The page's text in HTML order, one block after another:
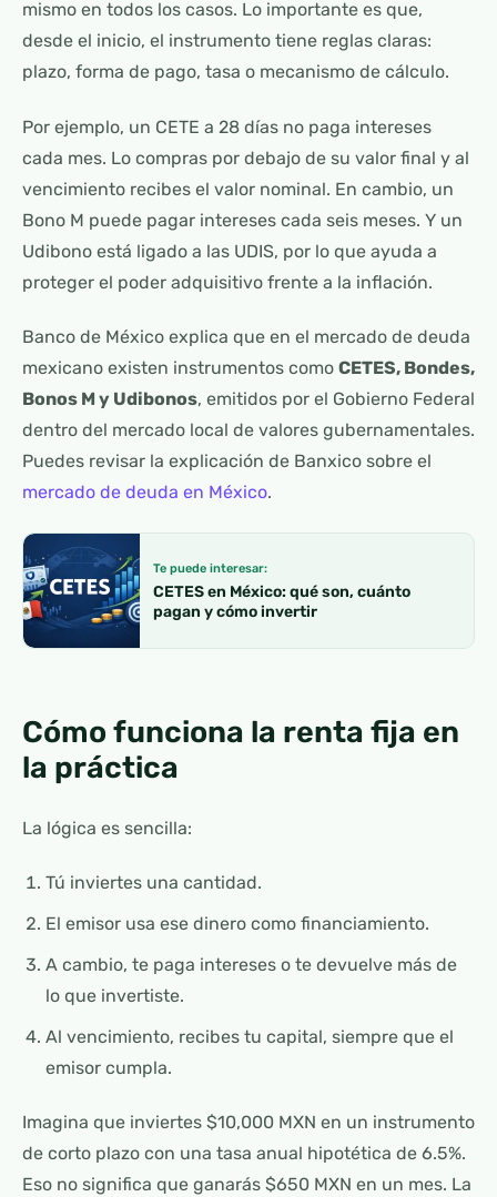
mismo en todos los casos. Lo importante es que,
desde el inicio, el instrumento tiene reglas claras:
plazo, forma de pago, tasa o mecanismo de cálculo.
Por ejemplo, un CETE a 28 días no paga intereses
cada mes. Lo compras por debajo de su valor final y al
vencimiento recibes el valor nominal. En cambio, un
Bono M puede pagar intereses cada seis meses. Y un
Udibono está ligado a las UDIS, por lo que ayuda a
proteger el poder adquisitivo frente a la inflación.
Banco de México explica que en el mercado de deuda
mexicano existen instrumentos como CETES, Bondes,
Bonos M y Udibonos, emitidos por el Gobierno Federal
dentro del mercado local de valores gubernamentales.
Puedes revisar la explicación de Banxico sobre el
mercado de deuda en México.
Te puede interesar:
CETES en México: qué son, cuánto
pagan y cómo invertir
Cómo funciona la renta fija en
la práctica
La lógica es sencilla:
Tú inviertes una cantidad.
El emisor usa ese dinero como financiamiento.
A cambio, te paga intereses o te devuelve más de
lo que invertiste.
Al vencimiento, recibes tu capital, siempre que el
emisor cumpla.
Imagina que inviertes $10,000 MXN en un instrumento
de corto plazo con una tasa anual hipotética de 6.5%.
Eso no significa que ganarás $650 MXN en un mes. La